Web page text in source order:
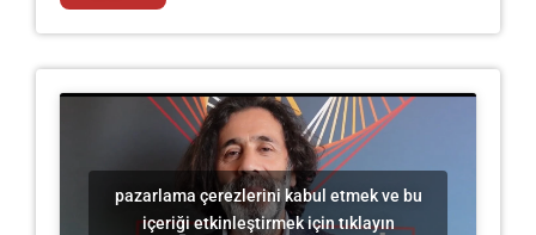
pazarlama çerezlerini kabul etmek ve bu
içeriği etkinleştirmek için tıklayın